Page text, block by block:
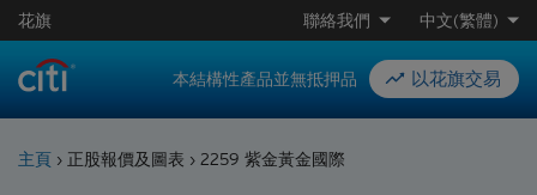
花旗 聯絡我們 中文(繁體)
本結構性產品並無抵押品 以花旗交易
主頁 › 正股報價及圖表 › 2259 紫金黃金國際